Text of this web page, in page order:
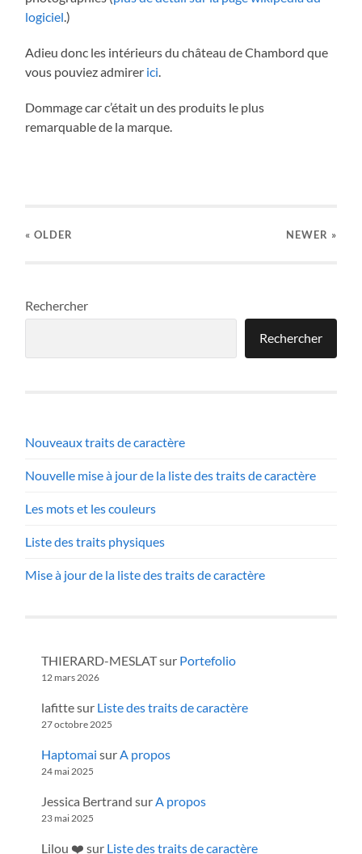
logiciel.)
Adieu donc les intérieurs du château de Chambord que
vous pouviez admirer ici.
Dommage car c’était un des produits le plus
remarquable de la marque.
« OLDER NEWER »
Rechercher
Rechercher
Nouveaux traits de caractère
Nouvelle mise à jour de la liste des traits de caractère
Les mots et les couleurs
Liste des traits physiques
Mise à jour de la liste des traits de caractère
THIERARD-MESLATsur Portefolio
12 mars 2026
lafittesur Liste des traits de caractère
27 octobre 2025
Haptomai surA propos
24 mai 2025
Jessica Bertrand surA propos
23 mai 2025
Lilou ❤️ sur Liste des traits de caractère